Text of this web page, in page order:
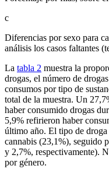
c
Diferencias por sexo para
análisis los casos faltantes
La tabla 2 muestra la
drogas, el número de
consumos por tipo de
total de la muestra. Un
haber consumido drogas
5,9% refirieron haber
último año. El tipo de
cannabis (23,1%), seguido
y 2,7%, respectivamente).
por género.